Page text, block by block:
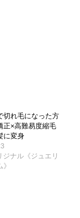
切れ毛になった方
正×高難易度縮毛
に変身
ジナル《ジュエリ